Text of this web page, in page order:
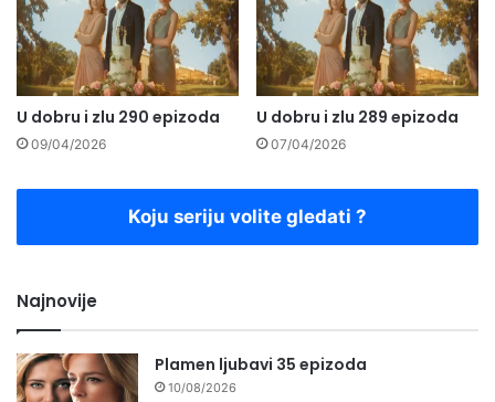
U dobru i zlu 290 epizoda
09/04/2026
U dobru i zlu 289 epizoda
07/04/2026
Koju seriju volite gledati ?
Najnovije
Plamen ljubavi 35 epizoda
10/08/2026